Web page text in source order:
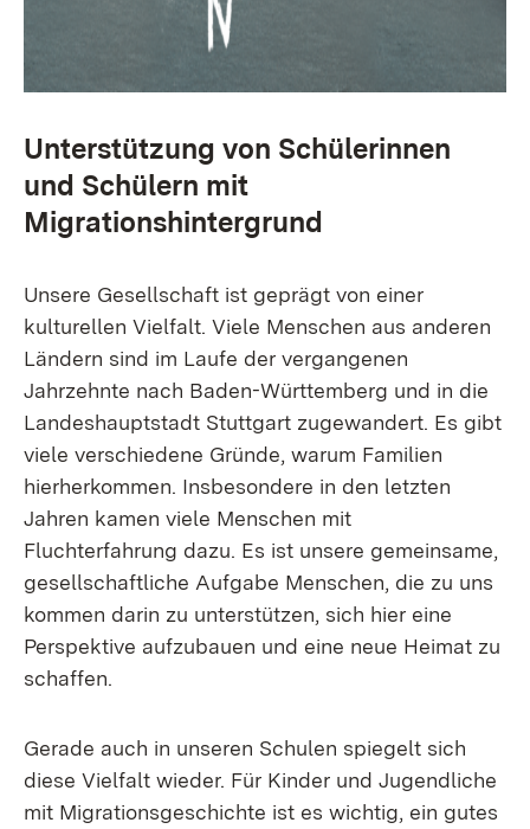
Unterstützung von Schülerinnen
und Schülern mit
Migrationshintergrund
Unsere Gesellschaft ist geprägt von einer
kulturellen Vielfalt. Viele Menschen aus anderen
Ländern sind im Laufe der vergangenen
Jahrzehnte nach Baden-Württemberg und in die
Landeshauptstadt Stuttgart zugewandert. Es gibt
viele verschiedene Gründe, warum Familien
hierherkommen. Insbesondere in den letzten
Jahren kamen viele Menschen mit
Fluchterfahrung dazu. Es ist unsere gemeinsame,
gesellschaftliche Aufgabe Menschen, die zu uns
kommen darin zu unterstützen, sich hier eine
Perspektive aufzubauen und eine neue Heimat zu
schaffen.
Gerade auch in unseren Schulen spiegelt sich
diese Vielfalt wieder. Für Kinder und Jugendliche
mit Migrationsgeschichte ist es wichtig, ein gutes